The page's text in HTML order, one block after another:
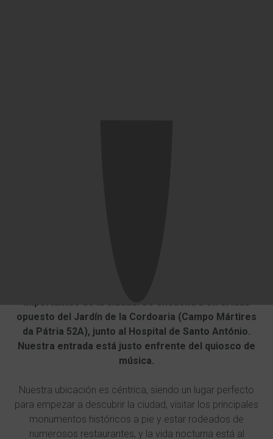
importantes de la ciudad. Se encuentra en el lado
opuesto del Jardín de la Cordoaria (Campo Mártires
da Pátria 52A), junto al Hospital de Santo António.
Nuestra entrada está justo enfrente del quiosco de
música.
Nuestra ubicación es céntrica, siendo un lugar perfecto
para empezar a descubrir la ciudad, visitar los principales
monumentos históricos a pie y estar rodeados de
numerosos restaurantes, y la vida nocturna está al